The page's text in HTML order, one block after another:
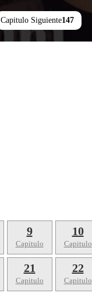
Capitulo Siguiente147
9
Capitulo
10
Capitulo
21
Capitulo
22
Capitulo